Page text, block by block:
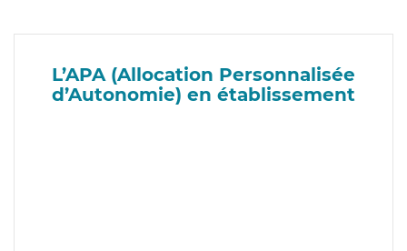
L’APA (Allocation Personnalisée
d’Autonomie) en établissement